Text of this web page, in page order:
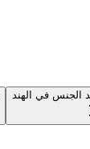
الجنس في الهند